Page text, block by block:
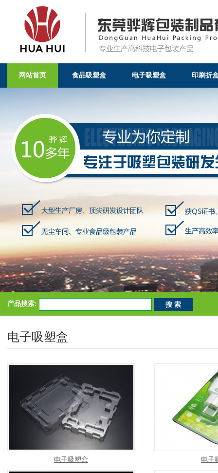
电子吸塑盒-东莞骅辉包装制品有
网站首页 食品吸塑盒 电子吸塑盒 印刷折
产品搜索:
电子吸塑盒
电子吸塑盒 电子